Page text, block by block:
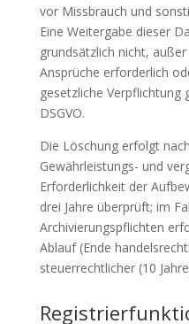
vor Missbrauch und
Eine Weitergabe dieser
grundsätzlich nicht,
Ansprüche erforderlich
gesetzliche Verpflichtung
DSGVO.
Die Löschung erfolgt
Gewährleistungs- und
Erforderlichkeit der
drei Jahre überprüft; im
Archivierungspflichten
Ablauf (Ende
steuerrechtlicher (10